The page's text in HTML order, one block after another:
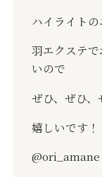
ハイライト
羽エクステ
いので
ぜひ、ぜひ、
嬉しいです！
@ori_amane